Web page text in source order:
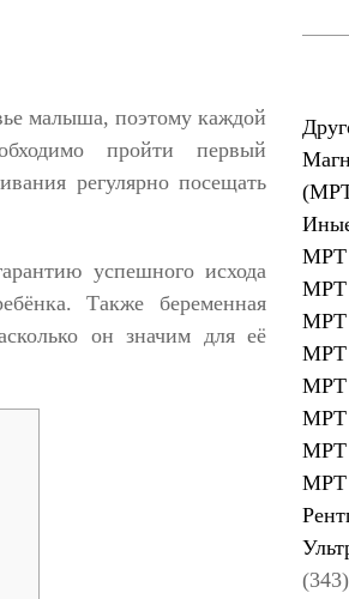
малыша, поэтому каждой
пройти первый
регулярно посещать
успешного исхода
Также беременная
он значим для её
МРТ
МРТ
МРТ
МРТ
МРТ
МРТ
МРТ
МРТ
(343)